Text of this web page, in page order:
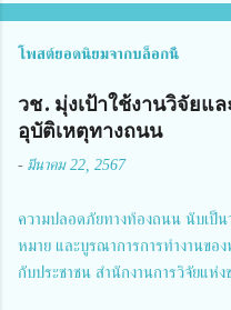
โพสต์ยอดนิยมจากบล็อกนี้
วช. มุ่งเป้าใช้งานวิจัยแ
อุบัติเหตุทางถนน
- มีนาคม 22, 2567
ความปลอดภัยทางท้องถนน นับเป็น
หมาย และบูรณาการการทำงานขอ
กับประชาชน สำนักงานการวิจัยแห่